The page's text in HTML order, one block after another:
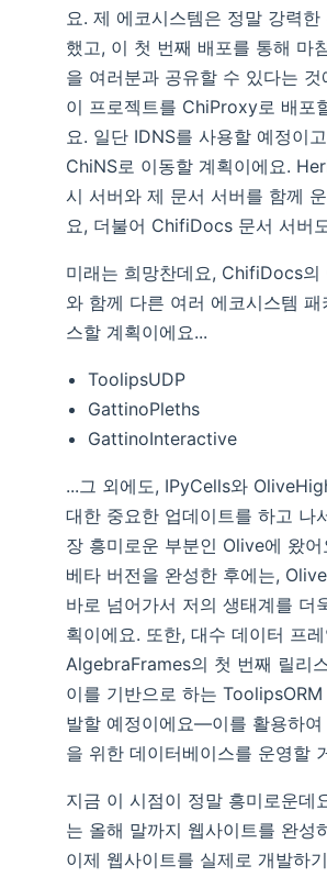
요. 제 에코시스템은 정말 강력한
했고, 이 첫 번째 배포를 통해 마
을 여러분과 공유할 수 있다는 것
이 프로젝트를 ChiProxy로 배포
요. 일단 IDNS를 사용할 예정이
ChiNS로 이동할 계획이에요.
시 서버와 제 문서 서버를 함께
요, 더불어 ChifiDocs 문서 서버
미래는 희망찬데요, ChifiDocs의
와 함께 다른 여러 에코시스템 패
스할 계획이에요...
ToolipsUDP
GattinoPleths
GattinoInteractive
...그 외에도, IPyCells와
대한 중요한 업데이트를 하고 나
장 흥미로운 부분인 Olive에 왔어
베타 버전을 완성한 후에는,
바로 넘어가서 저의 생태계를 더
획이에요. 또한, 대수 데이터 프
AlgebraFrames의 첫 번째 릴리
이를 기반으로 하는 ToolipsORM
발할 예정이에요—이를 활용하여
을 위한 데이터베이스를 운영할
지금 이 시점이 정말 흥미로운데
는 올해 말까지 웹사이트를 완성
이제 웹사이트를 실제로 개발하